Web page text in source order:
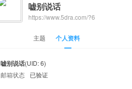
嘘别说话
https://www.5dra.com/?6
主题 个人资料
嘘别说话(UID: 6)
邮箱状态
已验证